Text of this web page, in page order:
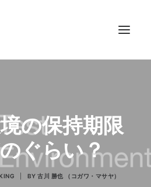
Profileの保持期限
ぐらい？
BY 古川 勝也 （コガワ・マサヤ）